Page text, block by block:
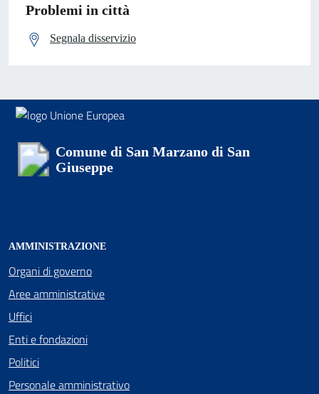
Problemi in città
Segnala disservizio
Comune di San Marzano di San
Giuseppe
AMMINISTRAZIONE
Organi di governo
Aree amministrative
Uffici
Enti e fondazioni
Politici
Personale amministrativo